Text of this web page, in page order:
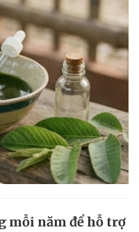
mỗi năm để hỗ trợ